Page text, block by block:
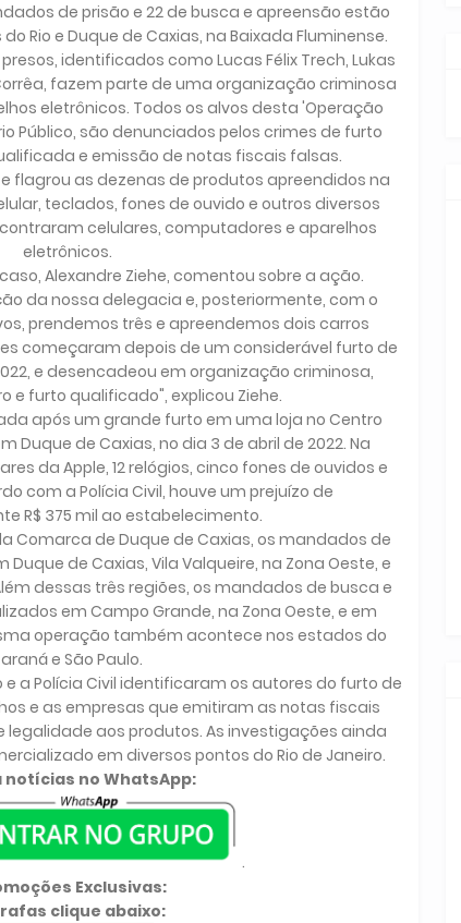
de prisão e 22 de busca e apreensão estão
Rio e Duque de Caxias, na Baixada Fluminense.
identificados como Lucas Félix Trech, Lukas
fazem parte de uma organização criminosa
eletrônicos. Todos os alvos desta 'Operação
Público, são denunciados pelos crimes de furto
e emissão de notas fiscais falsas.
flagrou as dezenas de produtos apreendidos na
teclados, fones de ouvido e outros diversos
celulares, computadores e aparelhos
eletrônicos.
Alexandre Ziehe, comentou sobre a ação.
da nossa delegacia e, posteriormente, com o
prendemos três e apreendemos dois carros
começaram depois de um considerável furto de
e desencadeou em organização criminosa,
e furto qualificado", explicou Ziehe.
após um grande furto em uma loja no Centro
Duque de Caxias, no dia 3 de abril de 2022. Na
da Apple, 12 relógios, cinco fones de ouvidos e
com a Polícia Civil, houve um prejuízo de
R$ 375 mil ao estabelecimento.
Comarca de Duque de Caxias, os mandados de
de Caxias, Vila Valqueire, na Zona Oeste, e
dessas três regiões, os mandados de busca e
em Campo Grande, na Zona Oeste, e em
operação também acontece nos estados do
e São Paulo.
a Polícia Civil identificaram os autores do furto de
e as empresas que emitiram as notas fiscais
aos produtos. As investigações ainda
em diversos pontos do Rio de Janeiro.
notícias no WhatsApp:
.
Exclusivas:
clique abaixo: